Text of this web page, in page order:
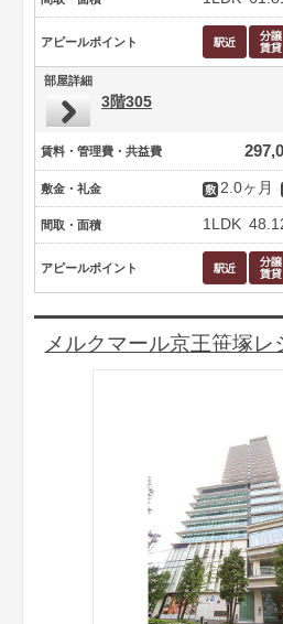
アピールポイント
部屋詳細
3階305
賃料・管理費・共益費
敷金・礼金 2.0ヶ月
間取・面積 1LDK
アピールポイント
メルクマール京王笹塚レ